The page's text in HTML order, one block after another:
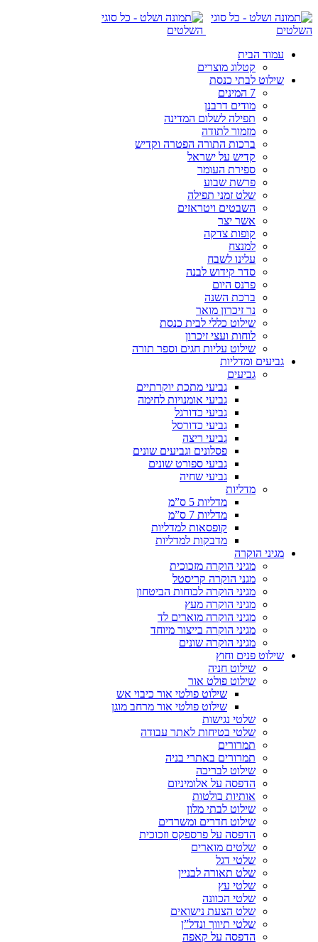
עמוד הבית
קטלוג מוצרים
שילוט לבתי כנסת
7 המינים
מודים דרבנן
תפילה לשלום המדינה
מזמור לתודה
ברכות התורה הפטרה וקדיש
קדיש על ישראל
ספירת העומר
פרשת שבוע
שלט זמני תפילה
השבטים ויטראזים
אשר יצר
קופות צדקה
למנצח
עלינו לשבח
סדר קידוש לבנה
פרנס היום
ברכת השנה
נר זיכרון מואר
שילוט כללי לבית כנסת
לוחות ועצי זיכרון
שילוט עליות חגים וספר תורה
גביעים ומדליות
גביעים
גביעי מתכת יוקרתיים
גביעי אומנויות לחימה
גביעי כדורגל
גביעי כדורסל
גביעי ריצה
פסלונים וגביעים שונים
גביעי ספורט שונים
גביעי שחיה
מדליות
מדליות 5 ס”מ
מדליות 7 ס”מ
קופסאות למדליות
מדבקות למדליות
מגיני הוקרה
מגיני הוקרה מזכוכית
מגני הוקרה קריסטל
מגיני הוקרה לכוחות הביטחון
מגיני הוקרה מעץ
מגיני הוקרה מוארים לד
מגיני הוקרה בייצור מיוחד
מגיני הוקרה שונים
שילוט פנים וחוץ
שילוט חניה
שילוט פולט אור
שילוט פולטי אור כיבוי אש
שילוט פולטי אור מרחב מוגן
שלטי נגישות
שלטי בטיחות לאתר עבודה
תמרורים
תמרורים באתרי בניה
שילוט לבריכה
הדפסה על אלומיניום
אותיות בולטות
שילוט לבתי מלון
שילוט חדרים ומשרדים
הדפסה על פרספקס וזכוכית
שלטים מוארים
שלטי דגל
שלט תאורה לבניין
שלטי עץ
שלטי הכוונה
שלט הצעת נישואים
שלטי תיווך ונדל”ן
הדפסה על קאפה